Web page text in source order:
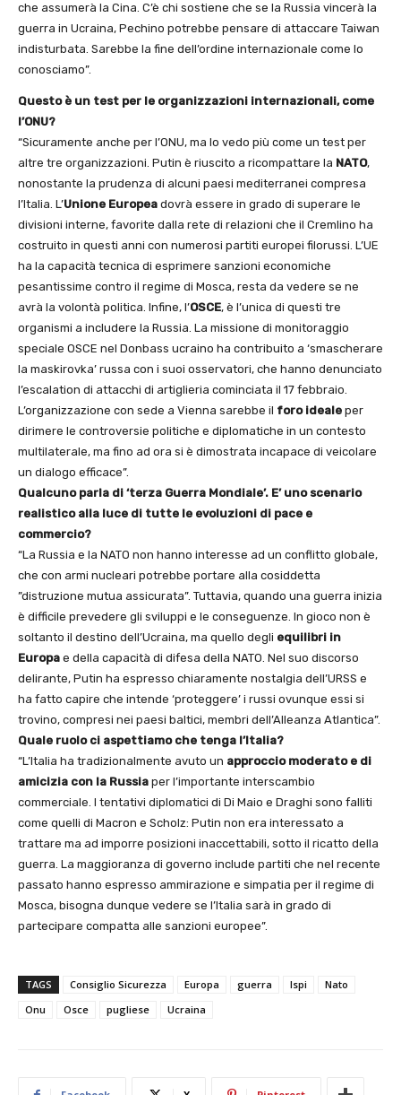
che assumerà la Cina. C’è chi sostiene che se la Russia vincerà la
guerra in Ucraina, Pechino potrebbe pensare di attaccare Taiwan
indisturbata. Sarebbe la fine dell’ordine internazionale come lo
conosciamo”.
Questo è un test per le organizzazioni internazionali, come
l’ONU?
“Sicuramente anche per l’ONU, ma lo vedo più come un test per
altre tre organizzazioni. Putin è riuscito a ricompattare la NATO,
nonostante la prudenza di alcuni paesi mediterranei compresa
l’Italia. L’Unione Europea dovrà essere in grado di superare le
divisioni interne, favorite dalla rete di relazioni che il Cremlino ha
costruito in questi anni con numerosi partiti europei filorussi. L’UE
ha la capacità tecnica di esprimere sanzioni economiche
pesantissime contro il regime di Mosca, resta da vedere se ne
avrà la volontà politica. Infine, l’OSCE, è l’unica di questi tre
organismi a includere la Russia. La missione di monitoraggio
speciale OSCE nel Donbass ucraino ha contribuito a ‘smascherare
la maskirovka’ russa con i suoi osservatori, che hanno denunciato
l’escalation di attacchi di artiglieria cominciata il 17 febbraio.
L’organizzazione con sede a Vienna sarebbe il foro ideale per
dirimere le controversie politiche e diplomatiche in un contesto
multilaterale, ma fino ad ora si è dimostrata incapace di veicolare
un dialogo efficace”.
Qualcuno parla di ‘terza Guerra Mondiale’. E’ uno scenario
realistico alla luce di tutte le evoluzioni di pace e
commercio?
“La Russia e la NATO non hanno interesse ad un conflitto globale,
che con armi nucleari potrebbe portare alla cosiddetta
”distruzione mutua assicurata”. Tuttavia, quando una guerra inizia
è difficile prevedere gli sviluppi e le conseguenze. In gioco non è
soltanto il destino dell’Ucraina, ma quello degli equilibri in
Europa e della capacità di difesa della NATO. Nel suo discorso
delirante, Putin ha espresso chiaramente nostalgia dell’URSS e
ha fatto capire che intende ‘proteggere’ i russi ovunque essi si
trovino, compresi nei paesi baltici, membri dell’Alleanza Atlantica”.
Quale ruolo ci aspettiamo che tenga l’Italia?
“L’Italia ha tradizionalmente avuto un approccio moderato e di
amicizia con la Russia per l’importante interscambio
commerciale. I tentativi diplomatici di Di Maio e Draghi sono falliti
come quelli di Macron e Scholz: Putin non era interessato a
trattare ma ad imporre posizioni inaccettabili, sotto il ricatto della
guerra. La maggioranza di governo include partiti che nel recente
passato hanno espresso ammirazione e simpatia per il regime di
Mosca, bisogna dunque vedere se l’Italia sarà in grado di
partecipare compatta alle sanzioni europee”.
TAGS Consiglio Sicurezza Europa guerra Ispi
Nato
Onu
Osce pugliese Ucraina